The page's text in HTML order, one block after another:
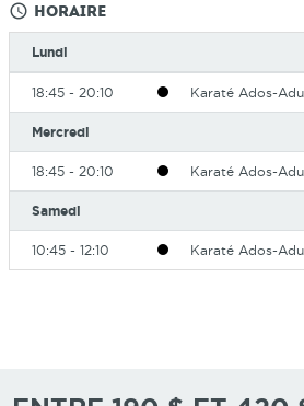
query_builder Horaire
Lundi
18:45 - 20:10 Karaté Ados-
Mercredi
18:45 - 20:10 Karaté Ados-
Samedi
10:45 - 12:10 Karaté Ados-